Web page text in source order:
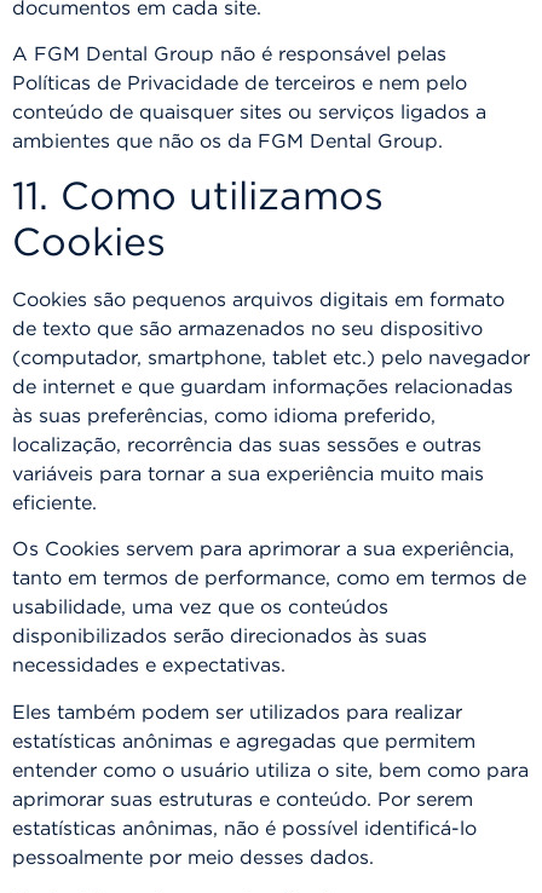
documentos em cada site.
A FGM Dental Group não é responsável pelas
Políticas de Privacidade de terceiros e nem pelo
conteúdo de quaisquer sites ou serviços ligados a
ambientes que não os da FGM Dental Group.
11. Como utilizamos
Cookies
Cookies são pequenos arquivos digitais em formato
de texto que são armazenados no seu dispositivo
(computador, smartphone, tablet etc.) pelo navegador
de internet e que guardam informações relacionadas
às suas preferências, como idioma preferido,
localização, recorrência das suas sessões e outras
variáveis para tornar a sua experiência muito mais
eficiente.
Os Cookies servem para aprimorar a sua experiência,
tanto em termos de performance, como em termos de
usabilidade, uma vez que os conteúdos
disponibilizados serão direcionados às suas
necessidades e expectativas.
Eles também podem ser utilizados para realizar
estatísticas anônimas e agregadas que permitem
entender como o usuário utiliza o site, bem como para
aprimorar suas estruturas e conteúdo. Por serem
estatísticas anônimas, não é possível identificá-lo
pessoalmente por meio desses dados.